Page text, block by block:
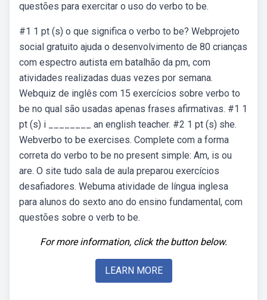
questões para exercitar o uso do verbo to be.
#1 1 pt (s) o que significa o verbo to be? Webprojeto
social gratuito ajuda o desenvolvimento de 80 crianças
com espectro autista em batalhão da pm, com
atividades realizadas duas vezes por semana.
Webquiz de inglês com 15 exercícios sobre verbo to
be no qual são usadas apenas frases afirmativas. #1 1
pt (s) i ________ an english teacher. #2 1 pt (s) she.
Webverbo to be exercises. Complete com a forma
correta do verbo to be no present simple: Am, is ou
are. O site tudo sala de aula preparou exercícios
desafiadores. Webuma atividade de língua inglesa
para alunos do sexto ano do ensino fundamental, com
questões sobre o verb to be.
For more information, click the button below.
LEARN MORE